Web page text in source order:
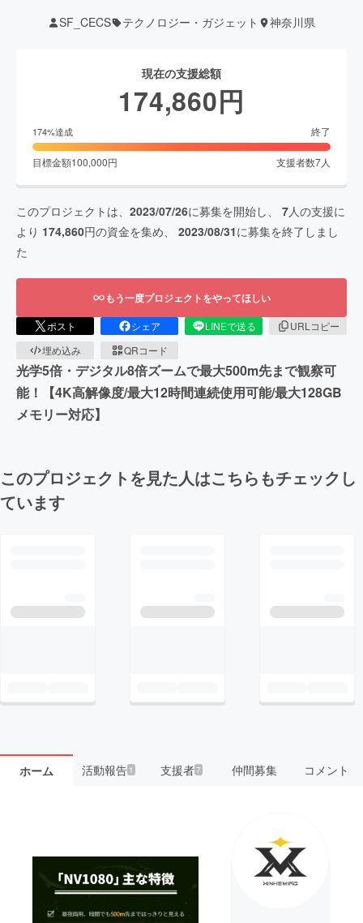
SF_CECS テクノロジー・ガジェット 神奈川県
現在の支援総額
174,860円
174%達成 終了
目標金額100,000円 支援者数7人
このプロジェクトは、 2023/07/26に募集を開始し、 7人の支援に
より 174,860円の資金を集め、 2023/08/31に募集を終了しまし
た
もう一度プロジェクトをやってほしい
ポスト シェア LINEで送る
URLコピー
埋め込み
QRコード
光学5倍・デジタル8倍ズームで最大500m先まで観察可
能！【4K高解像度/最大12時間連続使用可能/最大128GB
メモリー対応】
このプロジェクトを見た人はこちらもチェックし
ています
ホーム 活動報告1 支援者7 仲間募集 コメント